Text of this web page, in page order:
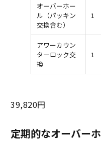
オーバーホー
ル（パッキン
交換含む）
1
アワーカウン
ターロック交
換
1
39,820円
定期的なオーバー